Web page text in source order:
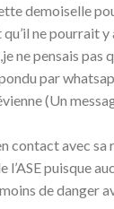
demoiselle
ne pourrait
ne pensais pas
par
(Un
contact avec
l’ASE puisque
de danger